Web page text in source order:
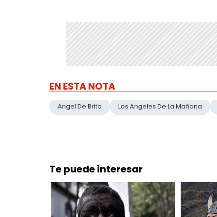
EN ESTA NOTA
Angel De Brito Los Angeles De La Mañana